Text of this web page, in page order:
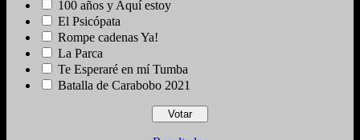
100 años y Aquí estoy
El Psicópata
Rompe cadenas Ya!
La Parca
Te Esperaré en mí Tumba
Batalla de Carabobo 2021